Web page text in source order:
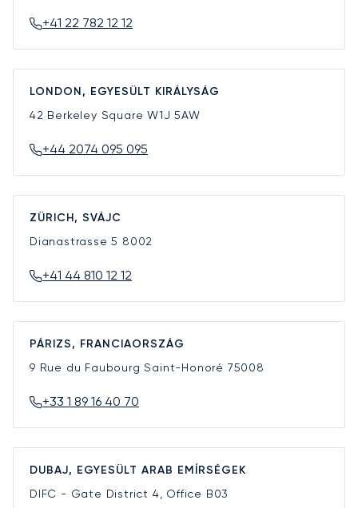
+41 22 782 12 12
LONDON, EGYESÜLT KIRÁLYSÁG
42 Berkeley SquareW1J 5AW
+44 2074 095 095
ZÜRICH, SVÁJC
Dianastrasse 5 8002
+41 44 810 12 12
PÁRIZS, FRANCIAORSZÁG
9 Rue du Faubourg Saint-Honoré 75008
+33 1 89 16 40 70
DUBAJ, EGYESÜLT ARAB EMÍRSÉGEK
DIFC - Gate District 4, Office B03